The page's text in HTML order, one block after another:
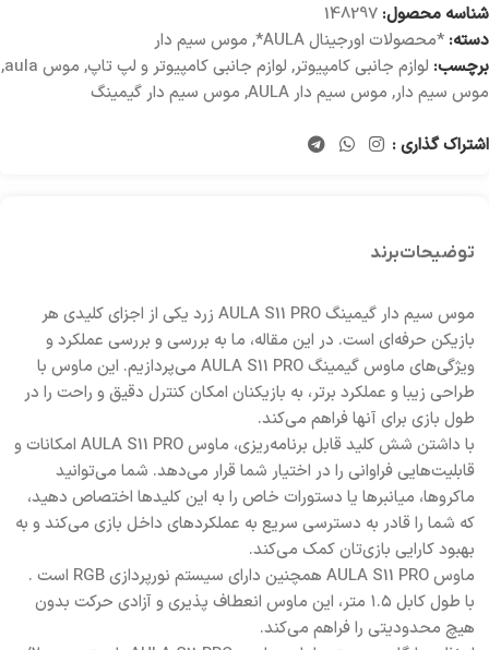
شناسه محصول: 148297
دسته: *محصولات اورجینال AULA* , موس سیم دار
برچسب: لوازم جانبی کامپیوتر, لوازم جانبی کامپیوتر و لپ تاپ, موس aula
,
موس سیم دار, موس سیم دار AULA , موس سیم دار گیمینگ
اشتراک گذاری :
توضیحاتبرند
موس سیم دار گیمینگ AULA S11 PRO زرد یکی از اجزای کلیدی هر
بازیکن حرفه‌ای است. در این مقاله، ما به بررسی و بررسی عملکرد و
ویژگی‌های ماوس گیمینگ AULA S11 PRO می‌پردازیم. این ماوس با
طراحی زیبا و عملکرد برتر، به بازیکنان امکان کنترل دقیق و راحت را در
طول بازی برای آنها فراهم می‌کند.
با داشتن شش کلید قابل برنامه‌ریزی، ماوس AULA S11 PRO امکانات و
قابلیت‌هایی فراوانی را در اختیار شما قرار می‌دهد. شما می‌توانید
ماکروها، میانبرها یا دستورات خاص را به این کلیدها اختصاص دهید،
که شما را قادر به دسترسی سریع به عملکردهای داخل بازی می‌کند و به
بهبود کارایی بازی‌تان کمک می‌کند.
ماوس AULA S11 PRO همچنین دارای سیستم نورپردازی RGB است .
با طول کابل ۱.۵ متر، این ماوس انعطاف پذیری و آزادی حرکت بدون
هیچ محدودیتی را فراهم می‌کند.